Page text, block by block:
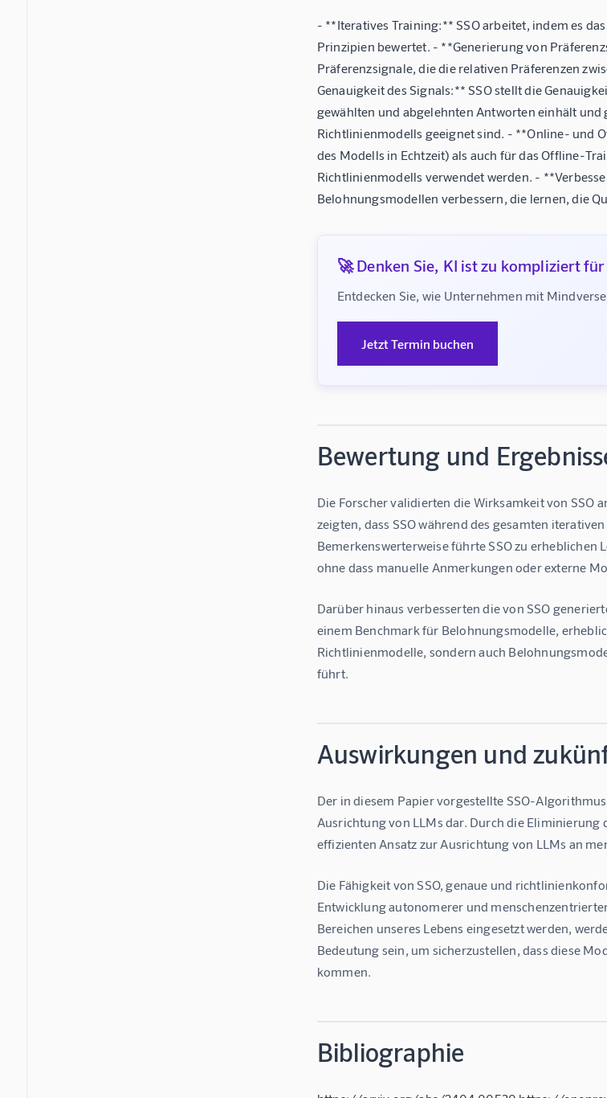
- **Iteratives Training:** SSO arbeitet, indem es
Prinzipien bewertet. - **Generierung von
Präferenzsignale, die die relativen Präferenzen
Genauigkeit des Signals:** SSO stellt die
gewählten und abgelehnten Antworten einhält
Richtlinienmodells geeignet sind. - **Online- und
des Modells in Echtzeit) als auch für das Offline-
Richtlinienmodells verwendet werden. -
Belohnungsmodellen verbessern, die lernen, die
🚀 Denken Sie, KI ist zu kompliziert für
Entdecken Sie, wie Unternehmen mit
Jetzt Termin buchen
Bewertung und
Die Forscher validierten die Wirksamkeit von SSO
zeigten, dass SSO während des gesamten
Bemerkenswerterweise führte SSO zu
ohne dass manuelle Anmerkungen oder externe
Darüber hinaus verbesserten die von SSO
einem Benchmark für Belohnungsmodelle,
Richtlinienmodelle, sondern auch
führt.
Auswirkungen und
Der in diesem Papier vorgestellte SSO-
Ausrichtung von LLMs dar. Durch die Eliminierung
effizienten Ansatz zur Ausrichtung von LLMs an
Die Fähigkeit von SSO, genaue und
Entwicklung autonomerer und
Bereichen unseres Lebens eingesetzt werden,
Bedeutung sein, um sicherzustellen, dass diese
kommen.
Bibliographie